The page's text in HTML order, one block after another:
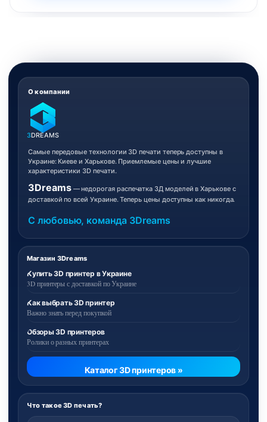
Магазин 3Dreams
Купить 3D принтер в Украине
3D принтеры с доставкой по Украине
Как выбрать 3D принтер
Важно знать перед покупкой
Обзоры 3D принтеров
Ролики о разных принтерах
Каталог 3D принтеров »
Что такое 3D печать?
О компании
3DREAMS
Самые передовые технологии 3D печати теперь доступны в
Украине: Киеве и Харькове. Приемлемые цены и лучшие
характеристики 3D печати.
3Dreams— недорогая распечатка 3Д моделей в Харькове с
доставкой по всей Украине. Теперь цены доступны как никогда.
С любовью, команда 3Dreams